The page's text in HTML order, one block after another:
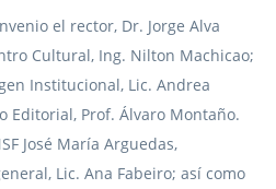
el rector, Dr. Jorge Alva
Cultural, Ing. Nilton Machicao;
Institucional, Lic. Andrea
Editorial, Prof. Álvaro Montaño.
José María Arguedas,
Lic. Ana Fabeiro; así como